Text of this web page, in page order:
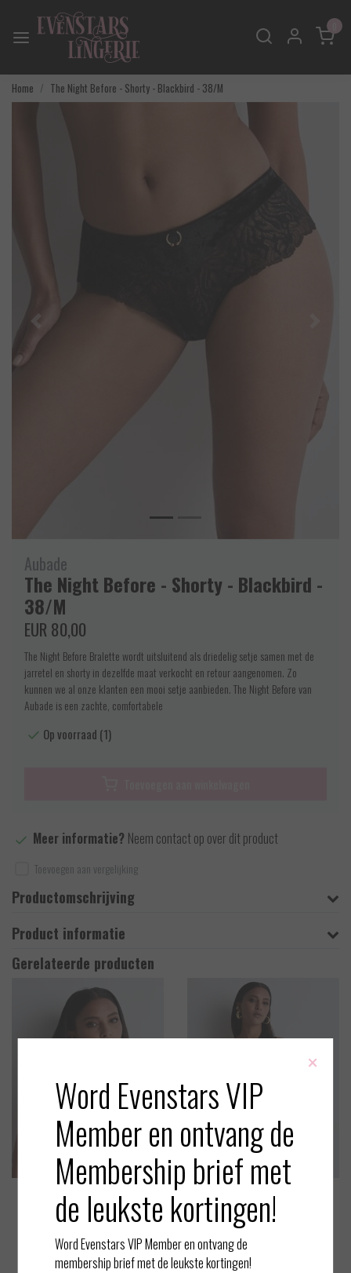
Home The Night Before - Shorty - Blackbird - 38/M
Vorige
Aubade
The Night Before - Shorty - Blackbird -
38/M
EUR 80,00
The Night Before Bralette wordt uitsluitend als driedelig setje samen met de
jarretel en shorty in dezelfde maat verkocht en retour aangenomen. Zo
kunnen we al onze klanten een mooi setje aanbieden. The Night Before van
Aubade is een zachte, comfortabele
Op voorraad (1)
Meer informatie? Neem contact op over dit product
Toevoegen aan vergelijking
Productomschrijving
Product informatie
Gerelateerde producten
The Night Before - Bralette -
Blackbird - L
EUR 115,00
Aubade
The Night Before - Jarretel
EUR 100,00
×
Word Evenstars VIP
Member en ontvang de
Membership brief met
de leukste kortingen!
Word Evenstars VIP Member en ontvang de
membership brief met de leukste kortingen!